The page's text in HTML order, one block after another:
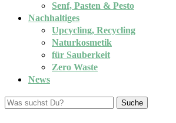
Senf, Pasten & Pesto
Nachhaltiges
Upcycling, Recycling
Naturkosmetik
für Sauberkeit
Zero Waste
News
Suche